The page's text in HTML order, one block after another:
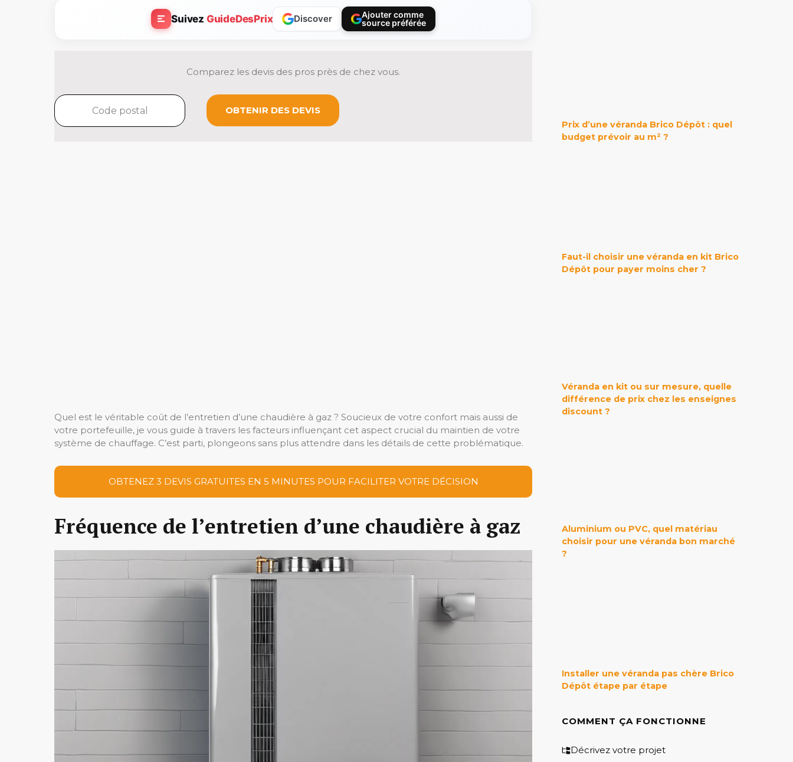
Suivez GuideDesPrix Discover
Ajouter comme
source préférée
Comparez les devis des pros près de chez vous.
OBTENIR DES DEVIS
Quel est le véritable coût de l’entretien d’une chaudière à gaz ? Soucieux de votre confort mais aussi de
votre portefeuille, je vous guide à travers les facteurs influençant cet aspect crucial du maintien de votre
système de chauffage. C’est parti, plongeons sans plus attendre dans les détails de cette problématique.
OBTENEZ 3 DEVIS GRATUITES EN 5 MINUTES POUR FACILITER VOTRE DÉCISION
Fréquence de l’entretien d’une chaudière à gaz
Prix d’une véranda Brico Dépôt : quel
budget prévoir au m² ?
Faut-il choisir une véranda en kit Brico
Dépôt pour payer moins cher ?
Véranda en kit ou sur mesure, quelle
différence de prix chez les enseignes
discount ?
Aluminium ou PVC, quel matériau
choisir pour une véranda bon marché
?
Installer une véranda pas chère Brico
Dépôt étape par étape
COMMENT ÇA FONCTIONNE
Décrivez votre projet